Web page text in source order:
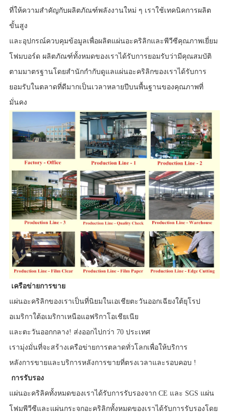
ที่ให้ความสำคัญกับผลิตภัณฑ์พลังงานใหม่ ๆ เราใช้เทคนิคการผลิต
ขั้นสูง
และอุปกรณ์ควบคุมข้อมูลเพื่อผลิตแผ่นอะคริลิกและพีวีซีคุณภาพเยี่ยม
โฟมบอร์ด ผลิตภัณฑ์ทั้งหมดของเราได้รับการยอมรับว่ามีคุณสมบัติ
ตามมาตรฐานโดยสำนักกำกับดูแลแผ่นอะคริลิกของเราได้รับการ
ยอมรับในตลาดที่ดีมากเป็นเวลาหลายปีบนพื้นฐานของคุณภาพที่
มั่นคง
เครือข่ายการขาย
แผ่นอะคริลิกของเราเป็นที่นิยมในเอเชียตะวันออกเฉียงใต้ยุโรป
อเมริกาใต้อเมริกาเหนือแอฟริกาโอเชียเนีย
และตะวันออกกลาง! ส่งออกไปกว่า 70 ประเทศ
เรามุ่งมั่นที่จะสร้างเครือข่ายการตลาดทั่วโลกเพื่อให้บริการ
หลังการขายและบริการหลังการขายที่ตรงเวลาและรอบคอบ !
การรับรอง
แผ่นอะคริลิคทั้งหมดของเราได้รับการรับรองจาก CE และ SGS แผ่น
โฟมพีวีซีและแผ่นกระจกอะคริลิกทั้งหมดของเราได้รับการรับรองโดย